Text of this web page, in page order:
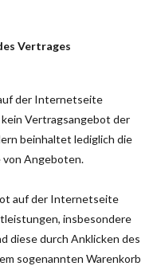
Vertrages
der Internetseite
Vertragsangebot der
beinhaltet lediglich die
Angeboten.
auf der Internetseite
insbesondere
diese durch Anklicken des
sogenannten Warenkorb